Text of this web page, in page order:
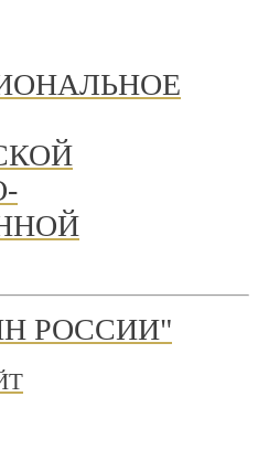
РОССИИ"